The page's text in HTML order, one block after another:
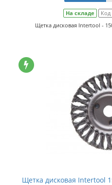
На складе Код
Щетка дисковая Intertool -
Щетка дисковая Intertool